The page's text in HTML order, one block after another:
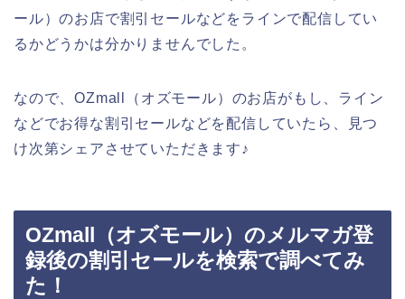
ール）のお店で割引セールなどをラインで配信してい
るかどうかは分かりませんでした。
なので、OZmall（オズモール）のお店がもし、ライン
などでお得な割引セールなどを配信していたら、見つ
け次第シェアさせていただきます♪
OZmall（オズモール）のメルマガ登
録後の割引セールを検索で調べてみ
た！